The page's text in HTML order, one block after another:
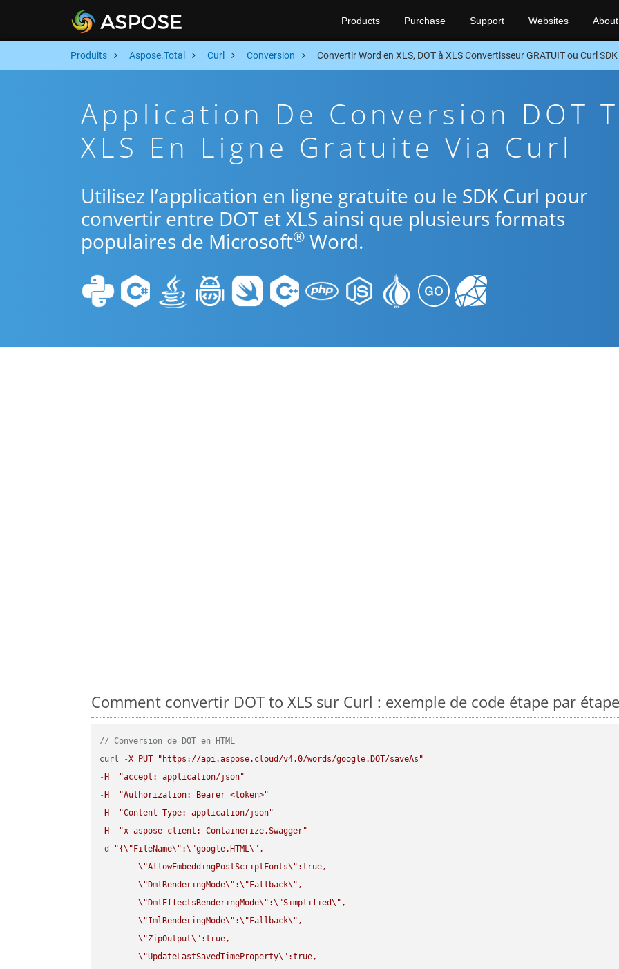
Products Purchase Support Websites About
Produits Aspose.Total Curl Conversion Convertir Word en XLS, DOT à XLS Convertisseur GRATUIT ou Curl SDK
Application De Conversion DOT
XLS En Ligne Gratuite Via Curl
Utilisez l’application en ligne gratuite ou le SDK Curl pour
convertir entre DOT et XLS ainsi que plusieurs formats
populaires de Microsoft® Word.
Comment convertir DOT to XLS sur Curl : exemple de code étape par étape
// Conversion de DOT en HTML
curl
-X PUT
"https://api.aspose.cloud/v4.0/words/google.DOT/saveAs"
- H
"accept: application/json"
- H
"Authorization: Bearer <token>"
- H
"Content-Type: application/json"
- H
"x-aspose-client: Containerize.Swagger"
-d "{\" FileName\" :\"google.HTML\" ,
\"AllowEmbeddingPostScriptFonts\" :true,
\" DmlRenderingMode\" :\" Fallback\" ,
\" DmlEffectsRenderingMode\" :\"Simplified\" ,
\"ImlRenderingMode\" :\" Fallback\" ,
\"ZipOutput\" :true,
\"UpdateLastSavedTimeProperty\" :true,